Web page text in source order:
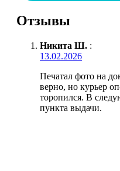
Отзывы
Никита Ш. :
13.02.2026
Печатал фото на
верно, но курьер
торопился. В
пункта выдачи.